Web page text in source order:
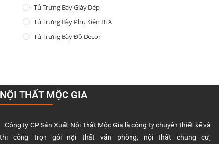
Tủ Trưng Bày Giày Dép
Tủ Trưng Bày Phụ Kiện Bi A
Tủ Trưng Bày Đồ Decor
NỘI THẤT MỘC GIA
Công ty CP Sản Xuất Nội Thất Mộc Gia là công ty chuyên thiết kế và
thi công trọn gói nội thất văn phòng, nội thất chung cư,